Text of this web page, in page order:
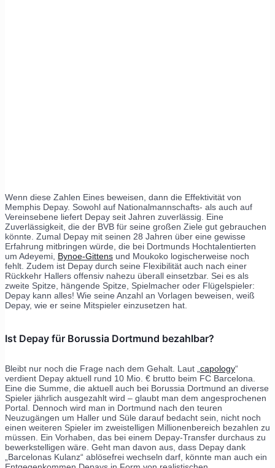
Wenn diese Zahlen Eines beweisen, dann die Effektivität von
Memphis Depay. Sowohl auf Nationalmannschafts- als auch auf
Vereinsebene liefert Depay seit Jahren zuverlässig. Eine
Zuverlässigkeit, die der BVB für seine großen Ziele gut gebrauchen
könnte. Zumal Depay mit seinen 28 Jahren über eine gewisse
Erfahrung mitbringen würde, die bei Dortmunds Hochtalentierten
um Adeyemi, Bynoe-Gittens und Moukoko logischerweise noch
fehlt. Zudem ist Depay durch seine Flexibilität auch nach einer
Rückkehr Hallers offensiv nahezu überall einsetzbar. Sei es als
zweite Spitze, hängende Spitze, Spielmacher oder Flügelspieler:
Depay kann alles! Wie seine Anzahl an Vorlagen beweisen, weiß
Depay, wie er seine Mitspieler einzusetzen hat.
Ist Depay für Borussia Dortmund bezahlbar?
Bleibt nur noch die Frage nach dem Gehalt. Laut „ capology“
verdient Depay aktuell rund 10 Mio. € brutto beim FC Barcelona.
Eine die Summe, die aktuell auch bei Borussia Dortmund an diverse
Spieler jährlich ausgezahlt wird – glaubt man dem angesprochenen
Portal. Dennoch wird man in Dortmund nach den teuren
Neuzugängen um Haller und Süle darauf bedacht sein, nicht noch
einen weiteren Spieler im zweistelligen Millionenbereich bezahlen zu
müssen. Ein Vorhaben, das bei einem Depay-Transfer durchaus zu
bewerkstelligen wäre. Geht man davon aus, dass Depay dank
„Barcelonas Kulanz“ ablösefrei wechseln darf, könnte man auch ein